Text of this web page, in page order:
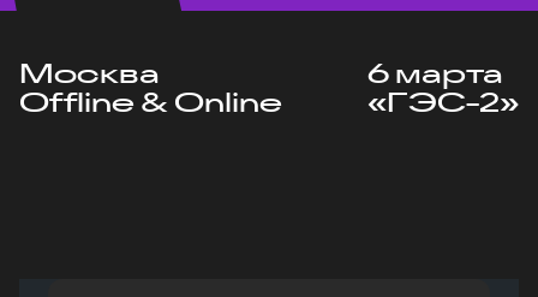
Москва
Offline & Online
6 марта
«ГЭС-2»